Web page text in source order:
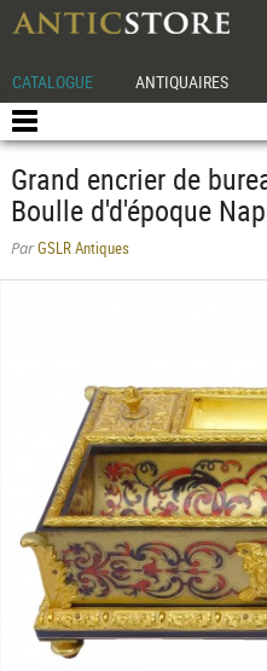
CATALOGUE ANTIQUAIRES
Grand encrier de
Boulle d'd'époque
ParGSLR Antiques